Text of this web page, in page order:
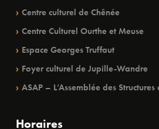
Centre culturel de Chênée
Centre Culturel Ourthe et Meuse
Espace Georges Truffaut
Foyer culturel de Jupille-Wandre
ASAP – L’Assemblée des
Horaires